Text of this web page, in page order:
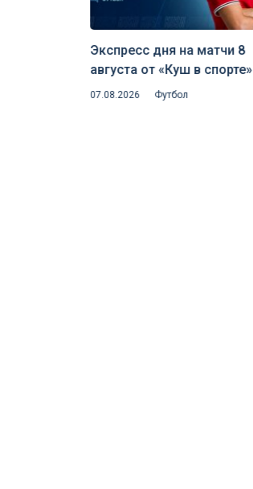
Экспресс дня на матчи 8
августа от «Куш в спорте»
07.08.2026 Футбол